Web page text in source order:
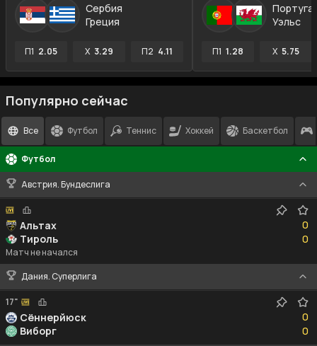
Сербия
Греция
П1 2.05 X 3.29 П2 4.11
Уэльс
П1 1.28 X 5.75
Популярно сейчас
Все Футбол Теннис Хоккей Баскетбол
Футбол
Австрия. Бундеслига
Альтах
Тироль
0
0
0
0
Матч не начался
Дания. Суперлига
17"
Сённерйюск
Виборг
0
0
0
0